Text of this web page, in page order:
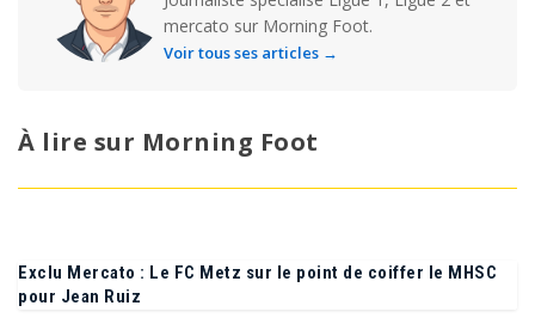
Journaliste spécialisé Ligue 1, Ligue 2 et
mercato sur Morning Foot.
À lire sur Morning Foot
Exclu Mercato : Le FC Metz sur le point de coiffer le MHSC
pour Jean Ruiz